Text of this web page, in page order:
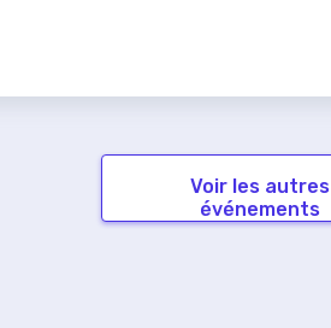
Voir les autres
événements